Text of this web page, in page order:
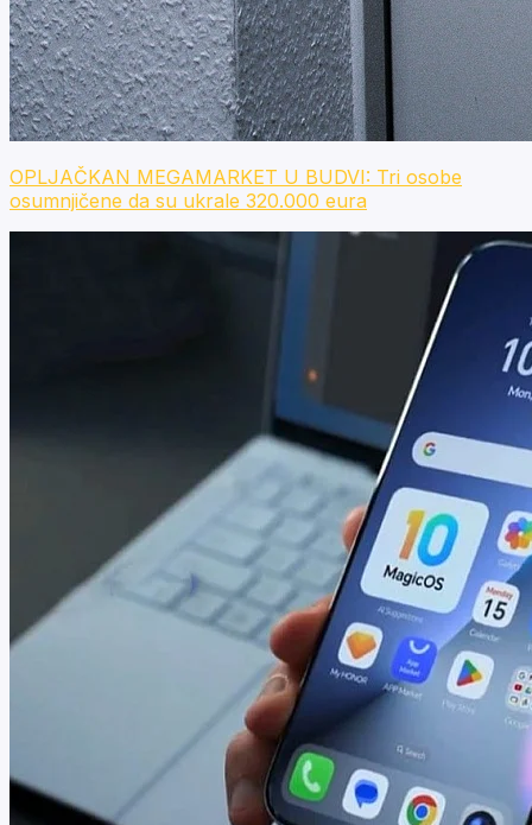
OPLJAČKAN MEGAMARKET U BUDVI: Tri osobe
osumnjičene da su ukrale 320.000 eura